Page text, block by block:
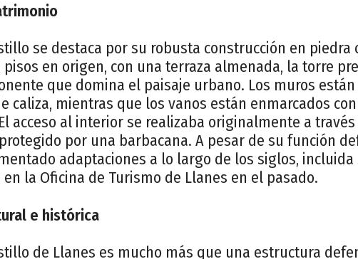
se destaca por su robusta construcción en piedra
pisos en origen, con una terraza almenada, la torre
que domina el paisaje urbano. Los muros
caliza, mientras que los vanos están enmarcados
acceso al interior se realizaba originalmente a
por una barbacana. A pesar de su función
adaptaciones a lo largo de los siglos, incluida
la Oficina de Turismo de Llanes en el pasado.
e histórica
de Llanes es mucho más que una estructura